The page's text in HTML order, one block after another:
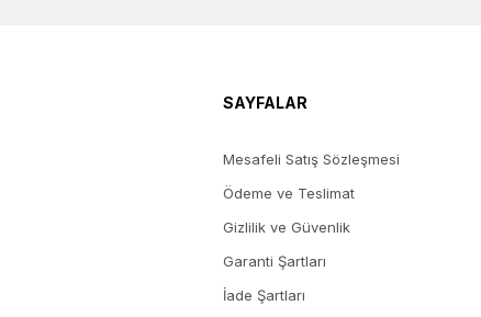
SAYFALAR
Mesafeli Satış Sözleşmesi
Ödeme ve Teslimat
Gizlilik ve Güvenlik
Garanti Şartları
İade Şartları